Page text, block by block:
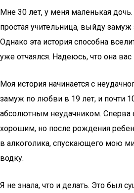
Мне 30 лет, у меня маленькая
простая учительница, выйду
Однако эта история способна
уже отчаялся. Надеюсь, что она вас
Моя история начинается с
замуж по любви в 19 лет, и почти
абсолютным неудачником. Сперва
хорошим, но после рождения
в алкоголика, спускающего мою
водку.
Я не знала, что и делать. Это был